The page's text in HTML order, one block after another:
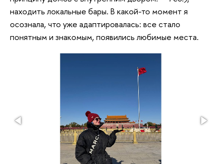
находить локальные бары. В какой-то момент я
осознала, что уже адаптировалась: все стало
понятным и знакомым, появились любимые места.